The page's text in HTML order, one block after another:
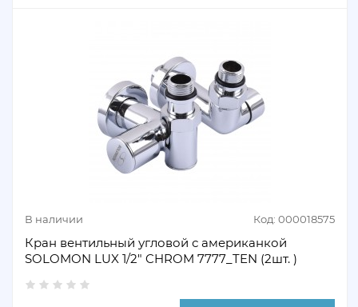
В наличии Код: 000018575
Кран вентильный угловой с американкой
SOLOMON LUX 1/2" CHROM 7777_TEN (2шт. )